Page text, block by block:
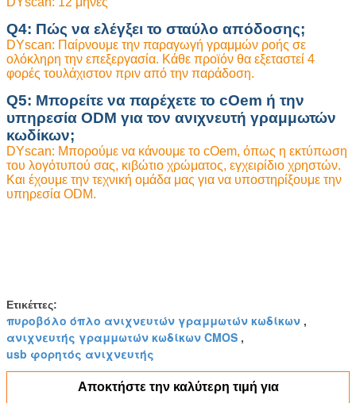
Q4: Πώς να ελέγξει το σταύλο απόδοσης;
DYscan: Παίρνουμε την παραγωγή γραμμών ροής σε
ολόκληρη την επεξεργασία. Κάθε προϊόν θα εξεταστεί 4
φορές τουλάχιστον πριν από την παράδοση.
Q5: Μπορείτε να παρέχετε το cOem ή την
υπηρεσία ODM για τον ανιχνευτή γραμμωτών
κωδίκων;
DYscan: Μπορούμε να κάνουμε το cOem, όπως η εκτύπωση
του λογότυπού σας, κιβώτιο χρώματος, εγχειρίδιο χρηστών.
Και έχουμε την τεχνική ομάδα μας για να υποστηρίξουμε την
υπηρεσία ODM.
Ετικέττες:
πυροβόλο όπλο ανιχνευτών γραμμωτών κωδίκων ,
ανιχνευτής γραμμωτών κωδίκων CMOS ,
usb φορητός ανιχνευτής
Αποκτήστε την καλύτερη τιμή για